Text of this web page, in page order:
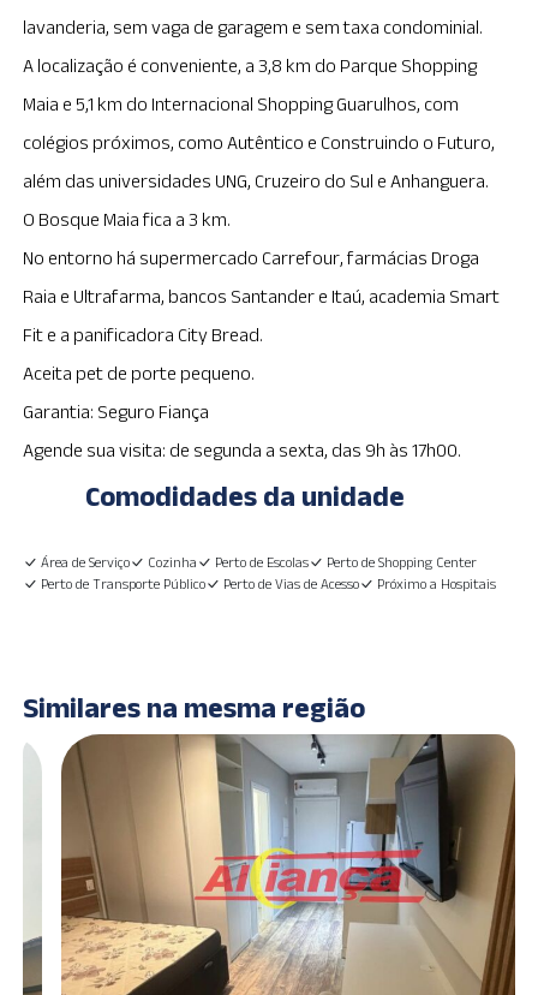
lavanderia, sem vaga de garagem e sem taxa condominial.
A localização é conveniente, a 3,8 km do Parque Shopping
Maia e 5,1 km do Internacional Shopping Guarulhos, com
colégios próximos, como Autêntico e Construindo o Futuro,
além das universidades UNG, Cruzeiro do Sul e Anhanguera.
O Bosque Maia fica a 3 km.
No entorno há supermercado Carrefour, farmácias Droga
Raia e Ultrafarma, bancos Santander e Itaú, academia Smart
Fit e a panificadora City Bread.
Aceita pet de porte pequeno.
Garantia: Seguro Fiança
Agende sua visita: de segunda a sexta, das 9h às 17h00.
Comodidades da unidade
Área de Serviço Cozinha Perto de Escolas
Perto de Shopping Center
Perto de Transporte Público
Perto de Vias de Acesso Próximo a Hospitais
Similares na mesma região